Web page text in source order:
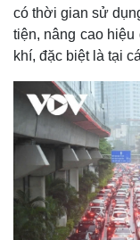
Kinh tế
Bất động sản
Khởi nghiệp
có thời gian sử
tiện, nâng cao
khí, đặc biệt là tại